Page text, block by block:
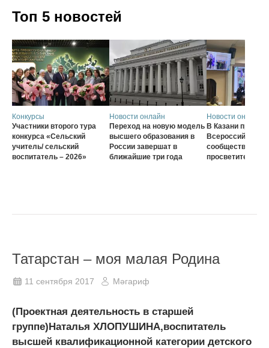
Топ 5 новостей
Конкурсы
Участники второго тура
конкурса «Сельский
учитель/ сельский
воспитатель – 2026»
Новости онлайн
Переход на новую модель
высшего образования в
России завершат в
ближайшие три года
Новости онлайн
В Казани
Всероссийского
сообщества
просветителей
Татарстан – моя малая Родина
11 сентября 2017 Мәгариф
(Проектная деятельность в старшей
группе)Наталья ХЛОПУШИНА,воспитатель
высшей квалификационной категории детского